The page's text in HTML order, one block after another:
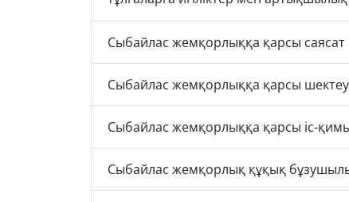
Сыбайлас жемқорлыққа қарсы саясат
Сыбайлас жемқорлыққа қарсы
Сыбайлас жемқорлыққа қарсы іс-
Сыбайлас жемқорлық құқық